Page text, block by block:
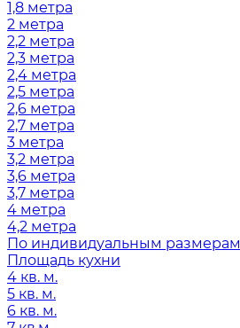
1,8 метра
2 метра
2,2 метра
2,3 метра
2,4 метра
2,5 метра
2,6 метра
2,7 метра
3 метра
3,2 метра
3,6 метра
3,7 метра
4 метра
4,2 метра
По индивидуальным размерам
Площадь кухни
4 кв. м.
5 кв. м.
6 кв. м.